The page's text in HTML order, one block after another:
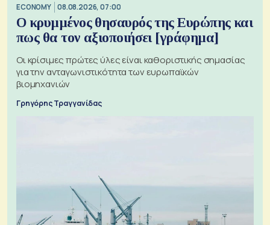
ECONOMY 08.08.2026, 07:00
Ο κρυμμένος θησαυρός της Ευρώπης και
πως θα τον αξιοποιήσει [γράφημα]
Οι κρίσιμες πρώτες ύλες είναι καθοριστικής σημασίας
για την ανταγωνιστικότητα των ευρωπαϊκών
βιομηχανιών
Γρηγόρης Τραγγανίδας